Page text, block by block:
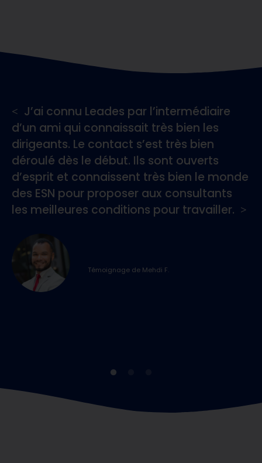
J’ai connu Leades par l’intermédiaire
d’un ami qui connaissait très bien les
dirigeants. Le contact s’est très bien
déroulé dès le début. Ils sont ouverts
d’esprit et connaissent très bien le monde
des ESN pour proposer aux consultants
les meilleures conditions pour travailler.
Témoignage de Mehdi F.